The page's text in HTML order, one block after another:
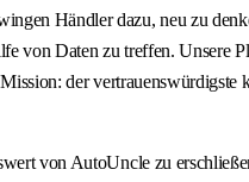
Händler dazu, neu zu
von Daten zu treffen. Unsere
der vertrauenswürdigste
von AutoUncle zu